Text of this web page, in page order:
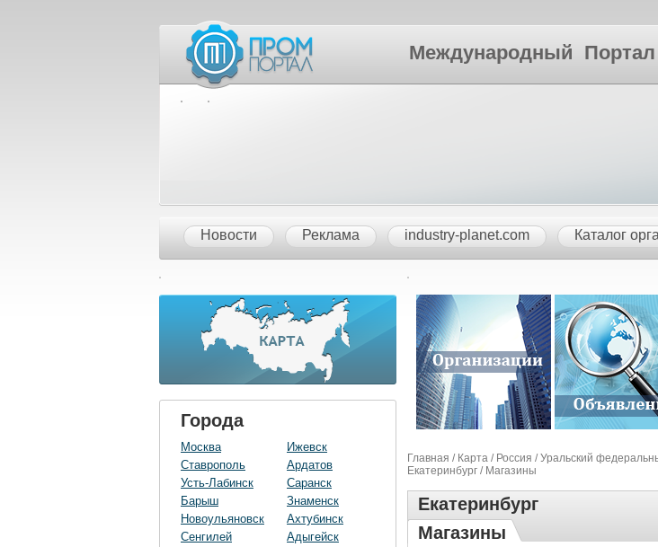
Международный Портал
Новости Реклама industry-planet.com Каталог
Города
Москва
Ставрополь
Усть-Лабинск
Барыш
Новоульяновск
Сенгилей
Ижевск
Ардатов
Саранск
Знаменск
Ахтубинск
Адыгейск
Главная / Карта / Россия /Уральский
Екатеринбург / Магазины
Екатеринбург
Магазины